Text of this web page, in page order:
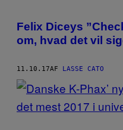
Felix Diceys
om, hvad det vil
11.10.17AF LASSE CATO